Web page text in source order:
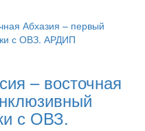
– восточная
с ОВЗ.